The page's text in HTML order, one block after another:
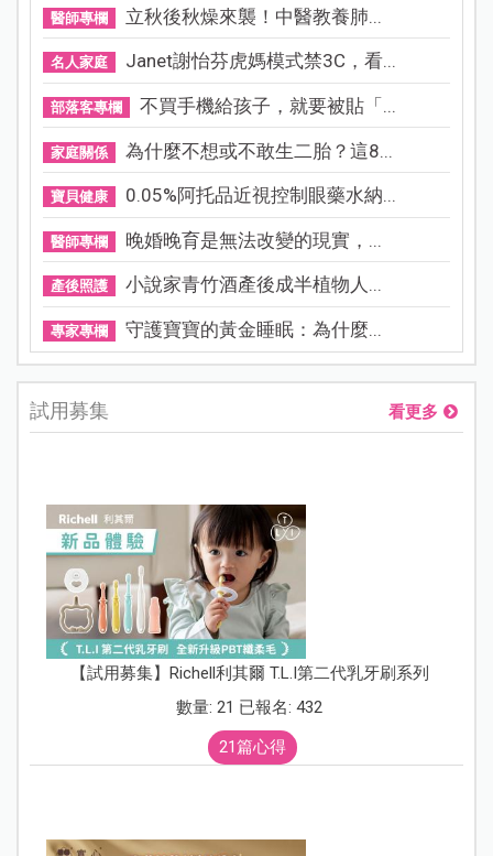
醫師專欄 立秋後秋燥來襲！中醫教養肺...
名人家庭 Janet謝怡芬虎媽模式禁3C，看...
部落客專欄 不買手機給孩子，就要被貼「...
家庭關係 為什麼不想或不敢生二胎？這8...
寶貝健康 0.05%阿托品近視控制眼藥水納...
醫師專欄 晚婚晚育是無法改變的現實，...
產後照護 小說家青竹酒產後成半植物人...
專家專欄 守護寶寶的黃金睡眠：為什麼...
試用募集 看更多
【試用募集】Richell利其爾 T.L.I第二代乳牙刷系列
數量: 21 已報名: 432
21篇心得